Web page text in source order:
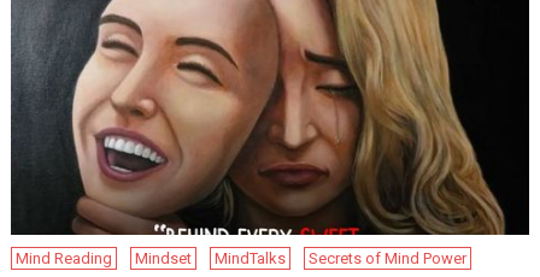
Mind Reading Mindset MindTalks
Secrets of Mind Power